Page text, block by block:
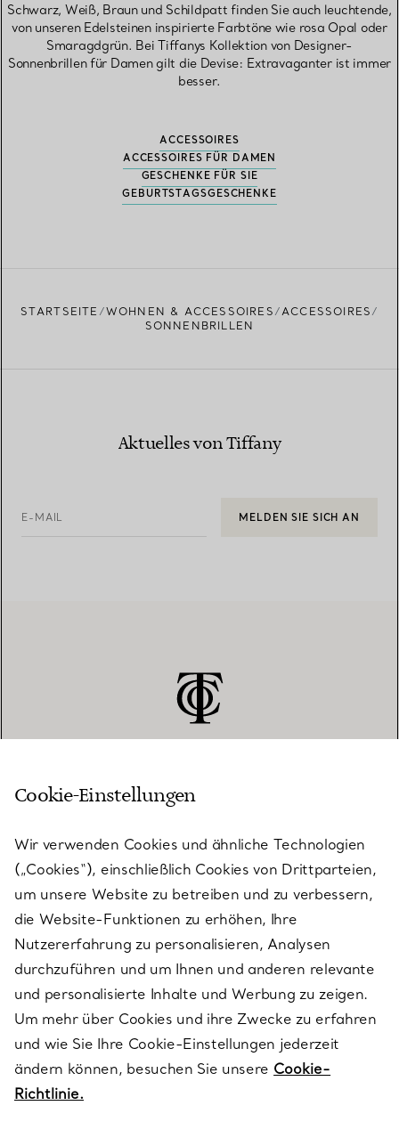
Schwarz, Weiß, Braun und Schildpatt finden Sie auch leuchtende,
von unseren Edelsteinen inspirierte Farbtöne wie rosa Opal oder
Smaragdgrün. Bei Tiffanys Kollektion von Designer-
Sonnenbrillen für Damen gilt die Devise: Extravaganter ist immer
besser.
ACCESSOIRES
ACCESSOIRES FÜR DAMEN
GESCHENKE FÜR SIE
GEBURTSTAGSGESCHENKE
STARTSEITE WOHNEN & ACCESSOIRES
ACCESSOIRES
SONNENBRILLEN
Aktuelles von Tiffany
E-MAIL MELDEN SIE SICH AN
KUNDENSERVICE
SERVICES
ÜBER TIFFANY & CO.
RECHTLICHE HINWEISE
FOLGEN SIE UNS
Cookie-Einstellungen
Wir verwenden Cookies und ähnliche Technologien
(„Cookies“), einschließlich Cookies von Drittparteien,
um unsere Website zu betreiben und zu verbessern,
die Website-Funktionen zu erhöhen, Ihre
Nutzererfahrung zu personalisieren, Analysen
durchzuführen und um Ihnen und anderen relevante
und personalisierte Inhalte und Werbung zu zeigen.
Um mehr über Cookies und ihre Zwecke zu erfahren
und wie Sie Ihre Cookie-Einstellungen jederzeit
ändern können, besuchen Sie unsere Cookie-
Richtlinie.